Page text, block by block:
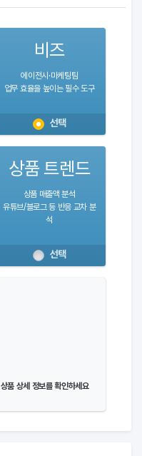
비즈
에이전시·마케팅팀
업무 효율을 높이는 필수 도구
선택
상품 트렌드
상품 매출액 분석
유튜브/블로그 등 반응 교차 분
석
선택
상품 상세 정보를 확인하세요